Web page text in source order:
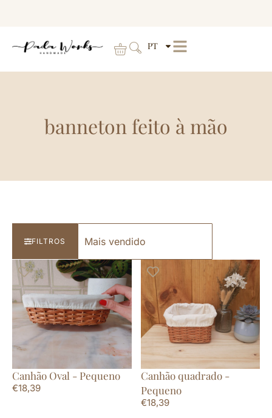
PT
banneton feito à mão
FILTROS
Canhão Oval - Pequeno
€18,39
Canhão quadrado -
Pequeno
€18,39